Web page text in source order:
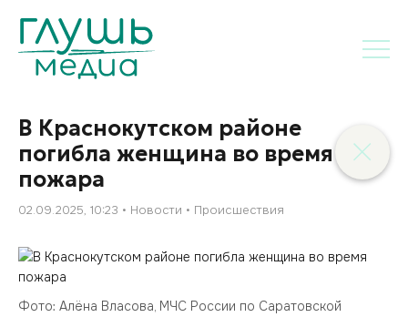
В Краснокутском районе
погибла женщина во время
пожара
02.09.2025, 10:23 Новости Происшествия
Фото: Алёна Власова, МЧС России по Саратовской